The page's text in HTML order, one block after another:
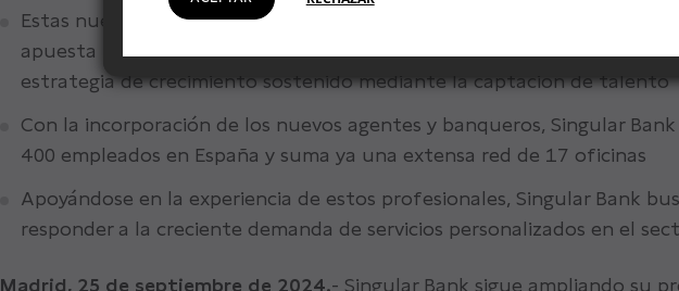
Estas nuevas incorporaciones refuerzan el compromiso de la entidad
apuesta por las diferentes ciudades donde tiene presencia,
estrategia de crecimiento sostenido mediante la captación de talento
Con la incorporación de los nuevos agentes y banqueros, Singular
400 empleados en España y suma ya una extensa red de 17 oficinas
Apoyándose en la experiencia de estos profesionales, Singular Bank
responder a la creciente demanda de servicios personalizados en el
Madrid, 25 de septiembre de 2024.- Singular Bank sigue ampliando su